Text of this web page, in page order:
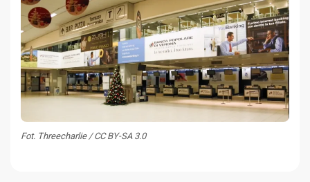
Fot. Threecharlie / CC BY-SA 3.0